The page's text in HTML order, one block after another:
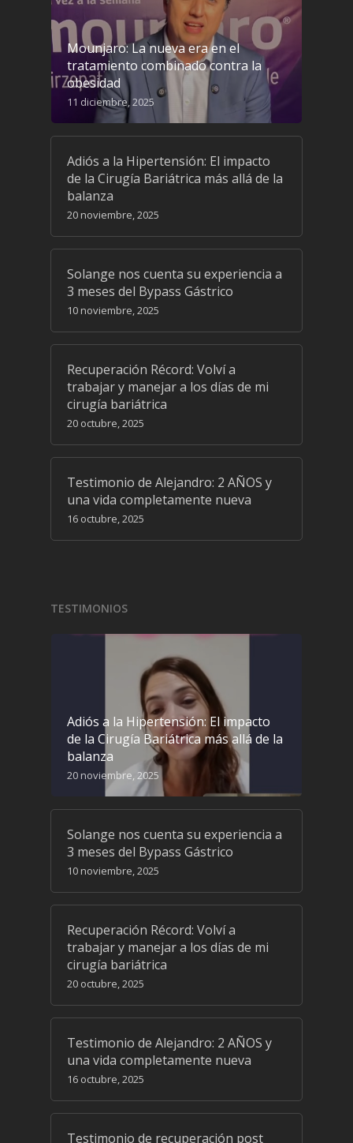
Mounjaro: La nueva era en el
tratamiento combinado contra la
obesidad
11 diciembre, 2025
Adiós a la Hipertensión: El impacto
de la Cirugía Bariátrica más allá de la
balanza
20 noviembre, 2025
Solange nos cuenta su experiencia a
3 meses del Bypass Gástrico
10 noviembre, 2025
Recuperación Récord: Volví a
trabajar y manejar a los días de mi
cirugía bariátrica
20 octubre, 2025
Testimonio de Alejandro: 2 AÑOS y
una vida completamente nueva
16 octubre, 2025
TESTIMONIOS
Adiós a la Hipertensión: El impacto
de la Cirugía Bariátrica más allá de la
balanza
20 noviembre, 2025
Solange nos cuenta su experiencia a
3 meses del Bypass Gástrico
10 noviembre, 2025
Recuperación Récord: Volví a
trabajar y manejar a los días de mi
cirugía bariátrica
20 octubre, 2025
Testimonio de Alejandro: 2 AÑOS y
una vida completamente nueva
16 octubre, 2025
Testimonio de recuperación post